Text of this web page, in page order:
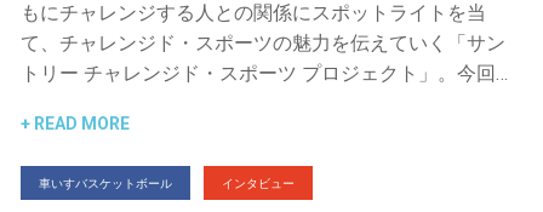
もにチャレンジする人との関係にスポットライトを当
て、チャレンジド・スポーツの魅力を伝えていく「サン
トリー チャレンジド・スポーツ プロジェクト」。今回…
READ MORE
車いすバスケットボール インタビュー